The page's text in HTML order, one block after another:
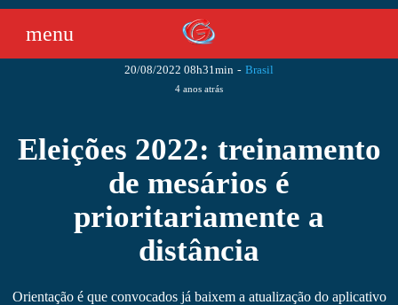
menu
20/08/2022 08h31min - Brasil
4 anos atrás
Eleições 2022: treinamento
de mesários é
prioritariamente a
distância
Orientação é que convocados já baixem a atualização do aplicativo